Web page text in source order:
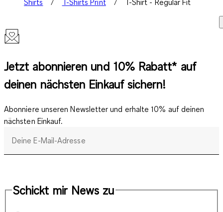
Shirts
T-Shirts Print T-Shirt - Regular Fit
Jetzt abonnieren und 10% Rabatt* auf
deinen nächsten Einkauf sichern!
Abonniere unseren Newsletter und erhalte 10% auf deinen
nächsten Einkauf.
Deine E-Mail-Adresse
Schickt mir News zu